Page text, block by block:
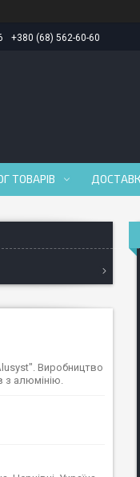
+380 (68) 562-60-60
ТОВАРІВ
Виробництво
з алюмінію.